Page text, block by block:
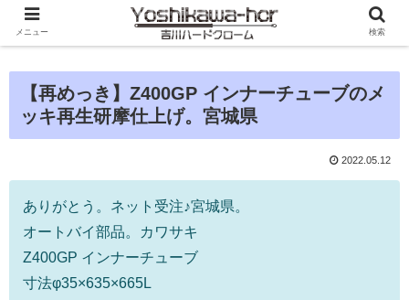
【再めっき】Z400GP インナーチューブのメ
ッキ再生研摩仕上げ。宮城県
2022.05.12
ありがとう。ネット受注♪宮城県。
オートバイ部品。カワサキ
Z400GP インナーチューブ
寸法φ35×635×665L
メニュー 検索